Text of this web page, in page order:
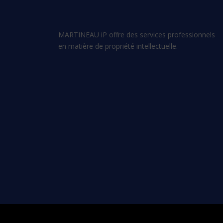
MARTINEAU iP offre des services professionnels
en matière de propriété intellectuelle.